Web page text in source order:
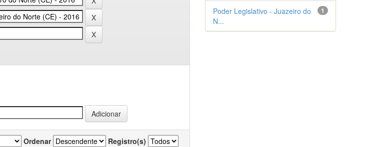
Ordenar Registro(s)
1
Poder Legislativo - Juazeiro do
N...